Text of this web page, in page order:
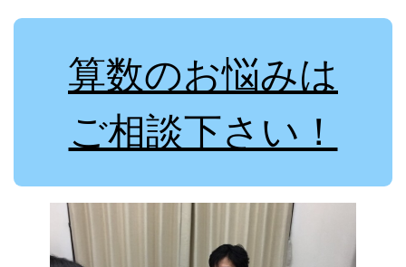
算数のお悩みは
ご相談下さい！